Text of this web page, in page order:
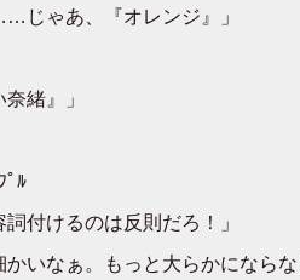
ゃあ、『オレンジ』」
緒』」
ﾟﾙ
付けるのは反則だろ！」
いなぁ。もっと大らかにならな